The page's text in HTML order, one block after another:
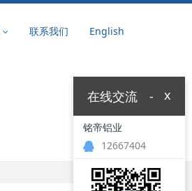
联系我们 English
在线交流 x
-
铭帝铝业
12667404